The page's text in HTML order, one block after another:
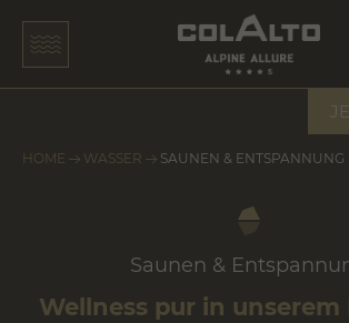
HOME WASSER SAUNEN & ENTSPANNUNG
Saunen &
Wellness pur in